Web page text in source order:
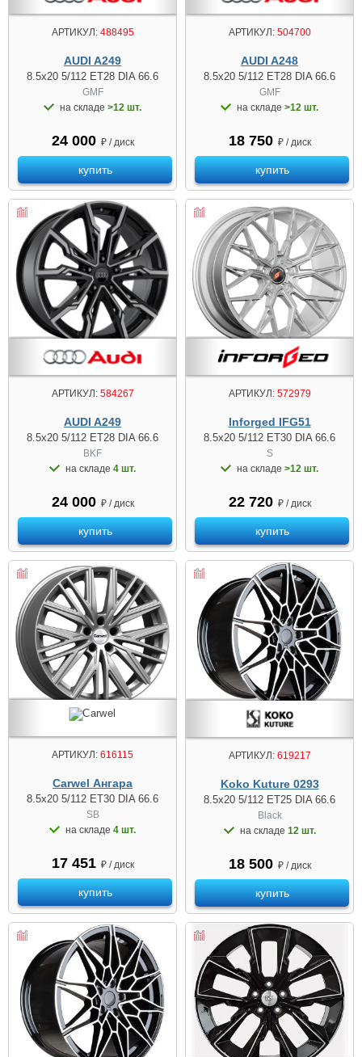
АРТИКУЛ:488495
AUDI A249
8.5x20 5/112 ET28 DIA 66.6
GMF
на складе >12 шт.
24 000 ₽ / диск
купить
АРТИКУЛ:504700
AUDI A248
8.5x20 5/112 ET28 DIA 66.6
GMF
на складе >12 шт.
18 750 ₽ / диск
купить
АРТИКУЛ:584267
AUDI A249
8.5x20 5/112 ET28 DIA 66.6
BKF
на складе 4 шт.
24 000 ₽ / диск
купить
АРТИКУЛ:572979
Inforged IFG51
8.5x20 5/112 ET30 DIA 66.6
S
на складе >12 шт.
22 720 ₽ / диск
купить
АРТИКУЛ: 616115
Carwel Ангара
8.5x20 5/112 ET30 DIA 66.6
SB
на складе 4 шт.
17 451 ₽ / диск
купить
АРТИКУЛ:619217
Koko Kuture 0293
8.5x20 5/112 ET25 DIA 66.6
Black
на складе 12 шт.
18 500 ₽ / диск
купить